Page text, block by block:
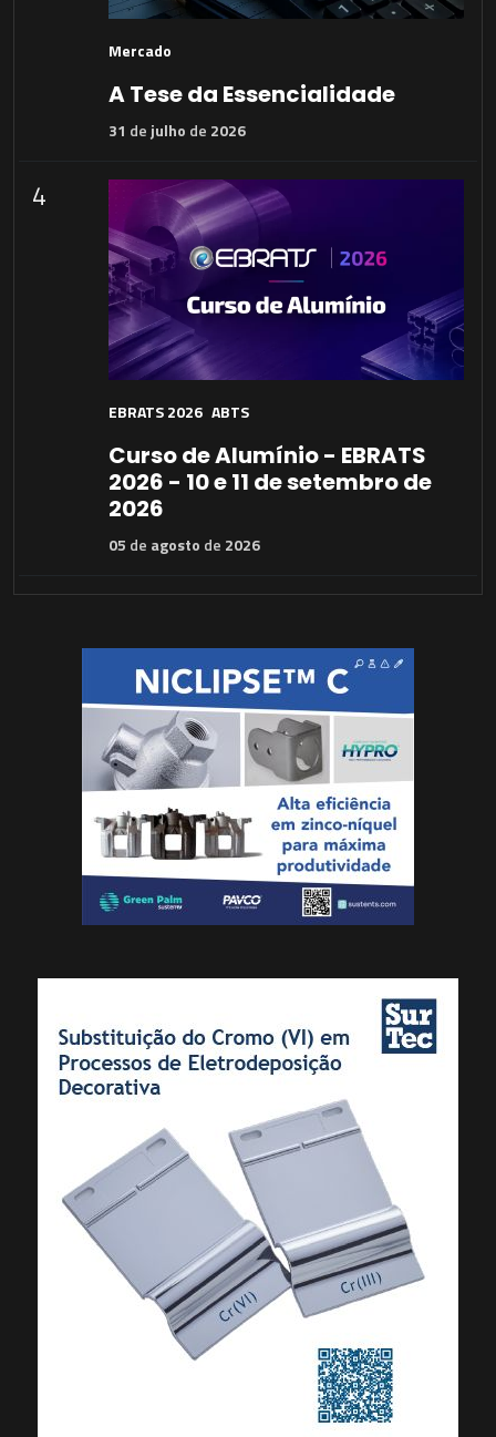
Mercado
A Tese da Essencialidade
31 de julho de 2026
4
EBRATS 2026 ABTS
Curso de Alumínio - EBRATS
2026 - 10 e 11 de setembro de
2026
05 de agosto de 2026